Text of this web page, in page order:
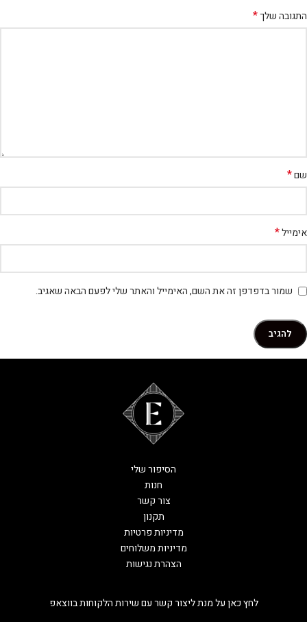
התגובה שלך*
שם*
אימייל*
שמור בדפדפן זה את השם, האימייל והאתר שלי לפעם הבאה שאגיב.
לחץ כאן על מנת ליצור קשר עם שירות הלקוחות בווצאפ
הסיפור שלי
חנות
צור קשר
תקנון
מדיניות פרטיות
מדיניות משלוחים
הצהרת נגישות